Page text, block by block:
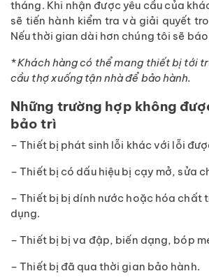
tháng. Khi nhận được yêu cầu của
sẽ tiến hành kiểm tra và giải quyết
Nếu thời gian dài hơn chúng tôi sẽ
* Khách hàng có thể mang thiết bị tới
cầu thợ xuống tận nhà để bảo hành.
Những trường hợp không
bảo trì
– Thiết bị phát sinh lỗi khác với lỗi
– Thiết bị có dấu hiệu bị cạy mở, sửa
– Thiết bị bị dính nước hoặc hóa chất
dụng.
– Thiết bị bị va đập, biến dạng, bóp
– Thiết bị đã qua thời gian bảo hành.